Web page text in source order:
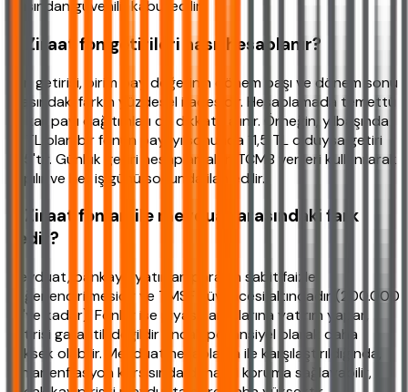
açısından güvenilir kabul edilir.
8. Ziraat fon getirileri nasıl hesaplanır?
Fon getirisi, birim pay değerinin dönem başı ve dönem sonu
arasındaki farkın yüzdesel ifadesidir. Hesaplamada temettü
ve kar payı dağıtımları da dikkate alınır. Örneğin, yılbaşında
10 TL olan bir fonun payı yılsonunda 11,5 TL olduysa getiri
%15'tir. Günlük getiri hesaplamaları TCMB verileri kullanılarak
yapılır ve her iş günü sonunda ilan edilir.
9. Ziraat fonları ile mevduat arasındaki fark
nedir?
Mevduat, bankaya yatırılan paranın sabit faizle
değerlendirilmesidir ve TMSF güvencesi altındadır (200.000
TL'ye kadar). Fonlar ise piyasa araçlarına yatırım yapar,
getirisi garantili değildir ancak potansiyel olarak daha
yüksek olabilir. Mevduat hesaplama ile karşılaştırıldığında,
fonlar enflasyon karşısında daha iyi koruma sağlayabilir,